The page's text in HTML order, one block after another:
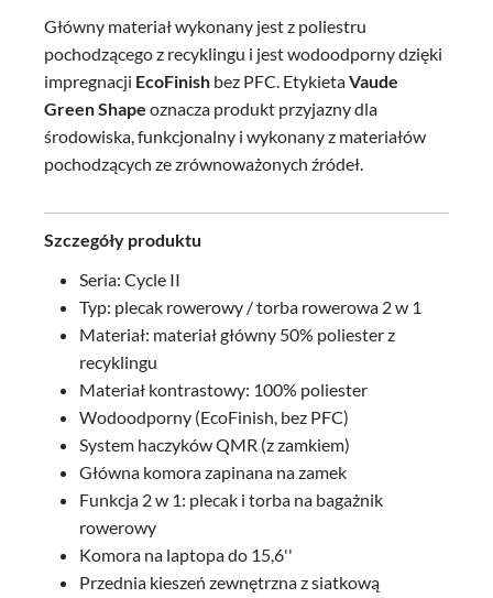
Główny materiał wykonany jest z poliestru
pochodzącego z recyklingu i jest wodoodporny dzięki
impregnacji EcoFinish bez PFC. EtykietaVaude
Green Shape oznacza produkt przyjazny dla
środowiska, funkcjonalny i wykonany z materiałów
pochodzących ze zrównoważonych źródeł.
Szczegóły produktu
Seria: Cycle II
Typ: plecak rowerowy / torba rowerowa 2 w 1
Materiał: materiał główny 50% poliester z
recyklingu
Materiał kontrastowy: 100% poliester
Wodoodporny (EcoFinish, bez PFC)
System haczyków QMR (z zamkiem)
Główna komora zapinana na zamek
Funkcja 2 w 1: plecak i torba na bagażnik
rowerowy
Komora na laptopa do 15,6''
Przednia kieszeń zewnętrzna z siatkową